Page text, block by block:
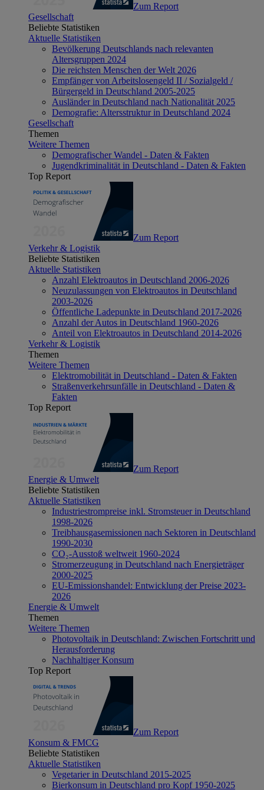
Zum Report
Gesellschaft
Beliebte Statistiken
Aktuelle Statistiken
Bevölkerung Deutschlands nach relevanten
Altersgruppen 2024
Die reichsten Menschen der Welt 2026
Empfänger von Arbeitslosengeld II / Sozialgeld /
Bürgergeld in Deutschland 2005-2025
Ausländer in Deutschland nach Nationalität 2025
Demografie: Altersstruktur in Deutschland 2024
Gesellschaft
Themen
Weitere Themen
Demografischer Wandel - Daten & Fakten
Jugendkriminalität in Deutschland - Daten & Fakten
Top Report
Zum Report
Verkehr & Logistik
Beliebte Statistiken
Aktuelle Statistiken
Anzahl Elektroautos in Deutschland 2006-2026
Neuzulassungen von Elektroautos in Deutschland
2003-2026
Öffentliche Ladepunkte in Deutschland 2017-2026
Anzahl der Autos in Deutschland 1960-2026
Anteil von Elektroautos in Deutschland 2014-2026
Verkehr & Logistik
Themen
Weitere Themen
Elektromobilität in Deutschland - Daten & Fakten
Straßenverkehrsunfälle in Deutschland - Daten &
Fakten
Top Report
Zum Report
Energie & Umwelt
Beliebte Statistiken
Aktuelle Statistiken
Industriestrompreise inkl. Stromsteuer in Deutschland
1998-2026
Treibhausgasemissionen nach Sektoren in Deutschland
1990-2030
CO₂-Ausstoß weltweit 1960-2024
Stromerzeugung in Deutschland nach Energieträger
2000-2025
EU-Emissionshandel: Entwicklung der Preise 2023-
2026
Energie & Umwelt
Themen
Weitere Themen
Photovoltaik in Deutschland: Zwischen Fortschritt und
Herausforderung
Nachhaltiger Konsum
Top Report
Zum Report
Konsum & FMCG
Beliebte Statistiken
Aktuelle Statistiken
Vegetarier in Deutschland 2015-2025
Bierkonsum in Deutschland pro Kopf 1950-2025